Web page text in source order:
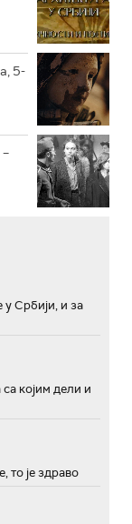
5-
Србији, и за
којим дели и
то је здраво